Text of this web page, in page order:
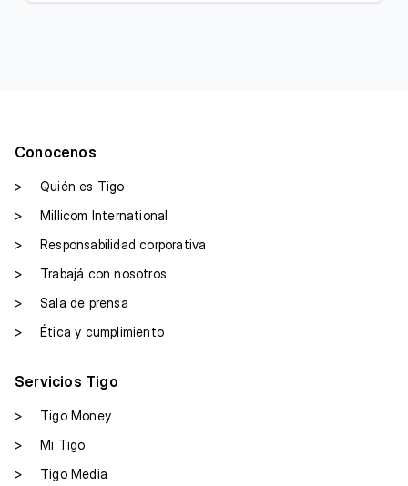
Conocenos
>
Quién es Tigo
>
Millicom International
>
Responsabilidad corporativa
>
Trabajá con nosotros
>
Sala de prensa
>
Ética y cumplimiento
Servicios Tigo
>
Tigo Money
>
Mi Tigo
>
Tigo Media